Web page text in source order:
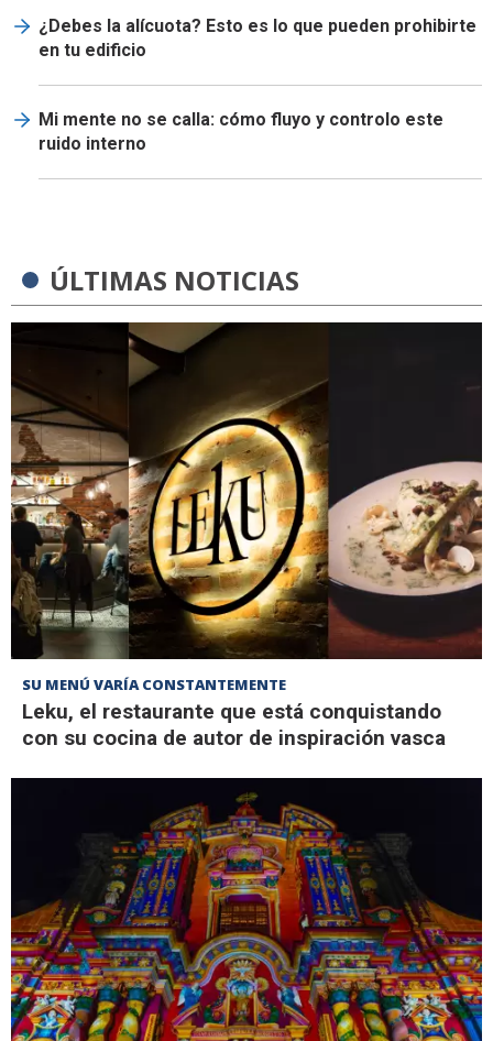
¿Debes la alícuota? Esto es lo que pueden prohibirte
en tu edificio
Mi mente no se calla: cómo fluyo y controlo este
ruido interno
ÚLTIMAS NOTICIAS
SU MENÚ VARÍA CONSTANTEMENTE
Leku, el restaurante que está conquistando
con su cocina de autor de inspiración vasca